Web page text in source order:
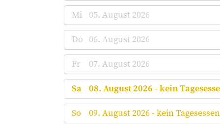
Mi 05. August 2026
Do 06. August 2026
Fr 07. August 2026
Sa 08. August 2026 - kein
So 09. August 2026 - kein Tagesessen